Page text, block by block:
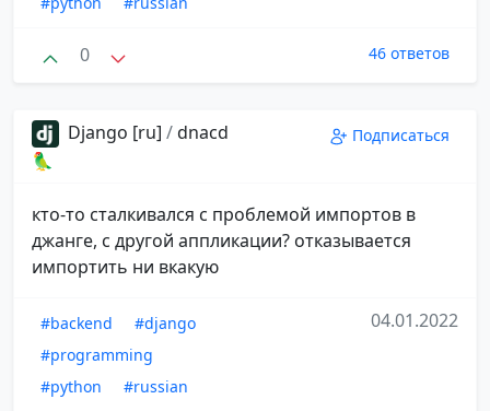
0 46 ответов
Django [ru] /dnacd
🦜
Подписаться
кто-то сталкивался с проблемой импортов в
джанге, с другой аппликации? отказывается
импортить ни вкакую
#backend
#django
#programming
#python
#russian
04.01.2022